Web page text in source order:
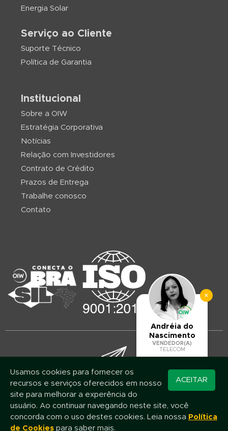
Energia Solar
Serviço ao Cliente
Suporte Técnico
Política de Garantia
Institucional
Sobre a OIW
Estratégia Corporativa
Notícias
Relação com Investidores
Contrato de Crédito
Prazos de Entrega
Trabalhe conosco
Contato
Mantenha-se atualizado!
Assine nossa newsletter e fique por dentro das novidades e promoções
Nome
×
Andréia do
Nascimento
VENDEDOR(A)
TELECOM
WhatsApp
ACEITAR
Usamos cookies para fornecer os
recursos e serviços oferecidos em nosso
site para melhorar a experência do
usuário. Ao continuar navegando neste site, você
concorda com o uso destes cookies. Leia nossa Política
de Cookies para saber mais.